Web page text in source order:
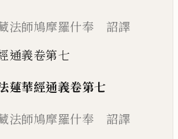
法師鳩摩羅什奉 詔譯
通義卷第七
蓮華經通義卷第七
法師鳩摩羅什奉 詔譯